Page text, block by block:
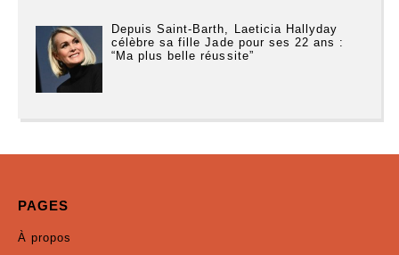
Depuis Saint-Barth, Laeticia Hallyday
célèbre sa fille Jade pour ses 22 ans :
“Ma plus belle réussite”
PAGES
À propos